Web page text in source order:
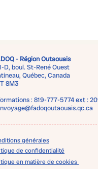
- Région Outaouais
D, boul. St-René Ouest
Québec, Canada
8M3
: 819-777-5774 ext :
générales
de confidentialité
en matière de cookies